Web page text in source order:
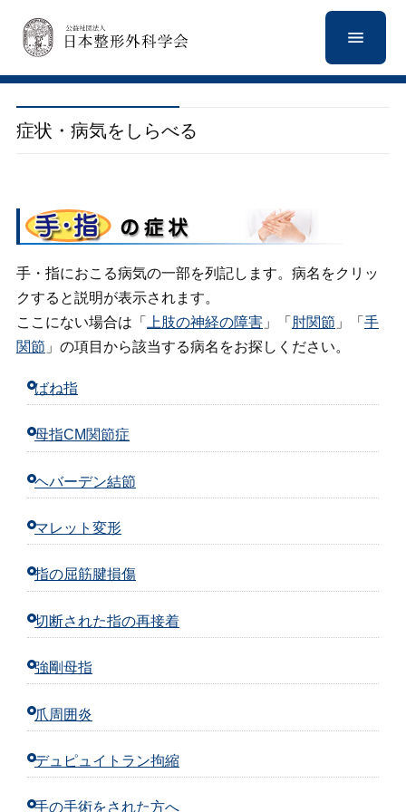
症状・病気をしらべる
手・指におこる病気の一部を列記します。病名をクリッ
クすると説明が表示されます。
ここにない場合は「
上肢の神経の障害 」「 肘関節 」「 手
関節 」の項目から該当する病名をお探しください。
ばね指
母指CM関節症
ヘバーデン結節
マレット変形
指の屈筋腱損傷
切断された指の再接着
強剛母指
爪周囲炎
デュピュイトラン拘縮
手の手術をされた方へ